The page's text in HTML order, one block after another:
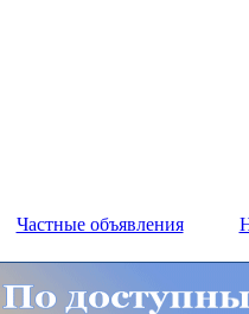
Частные объявления